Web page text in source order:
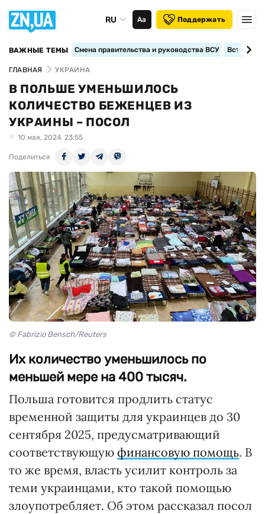
RU Аа Поддержать
ВАЖНЫЕ ТЕМЫ Смена правительства и руководства ВСУ
ГЛАВНАЯ УКРАИНА
В ПОЛЬШЕ УМЕНЬШИЛОСЬ
КОЛИЧЕСТВО БЕЖЕНЦЕВ ИЗ
УКРАИНЫ – ПОСОЛ
10 мая, 2024, 23:55
Поделиться
© Fabrizio Bensch/Reuters
Их количество уменьшилось по
меньшей мере на 400 тысяч.
Польша готовится продлить статус
временной защиты для украинцев до 30
сентября 2025, предусматривающий
соответствующую финансовую помощь. В
то же время, власть усилит контроль за
теми украинцами, кто такой помощью
злоупотребляет. Об этом рассказал посол